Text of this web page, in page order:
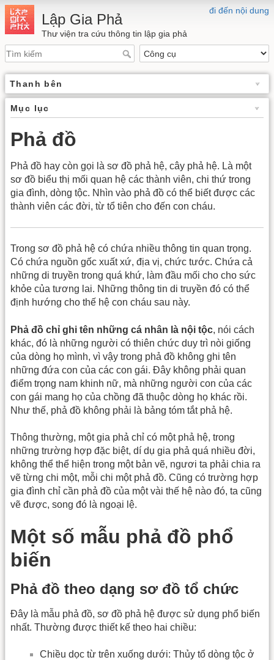
đi đến nội dung
Lập Gia Phả
Thư viện tra cứu thông tin lập gia phả
Thanh bên
Mục lục
Phả đồ
Phả đồ hay còn gọi là sơ đồ phả hệ, cây phả hệ. Là một
sơ đồ biểu thị mối quan hệ các thành viên, chi thứ trong
gia đình, dòng tộc. Nhìn vào phả đồ có thể biết được các
thành viên các đời, từ tổ tiên cho đến con cháu.
Trong sơ đồ phả hệ có chứa nhiều thông tin quan trọng.
Có chứa nguồn gốc xuất xứ, địa vị, chức tước. Chứa cả
những di truyền trong quá khứ, làm đầu mối cho cho sức
khỏe của tương lai. Những thông tin di truyền đó có thể
định hướng cho thế hệ con cháu sau này.
Phả đồ chỉ ghi tên những cá nhân là nội tộc, nói cách
khác, đó là những người có thiên chức duy trì nòi giống
của dòng họ mình, vì vậy trong phả đồ không ghi tên
những đứa con của các con gái. Đây không phải quan
điểm trọng nam khinh nữ, mà những người con của các
con gái mang họ của chồng đã thuộc dòng họ khác rồi.
Như thế, phả đồ không phải là bảng tóm tắt phả hệ.
Thông thường, một gia phả chỉ có một phả hệ, trong
những trường hợp đặc biệt, dí dụ gia phả quá nhiều đời,
không thể thể hiện trong một bản vẽ, ngươi ta phải chia ra
vẽ từng chi một, mỗi chi một phả đồ. Cũng có trường hợp
gia đình chỉ cần phả đồ của một vài thế hệ nào đó, ta cũng
vẽ được, song đó là ngoại lệ.
Một số mẫu phả đồ phổ
biến
Phả đồ theo dạng sơ đồ tổ chức
Đây là mẫu phả đồ, sơ đồ phả hệ được sử dụng phổ biến
nhất. Thường được thiết kế theo hai chiều:
Chiều dọc từ trên xuống dưới: Thủy tổ dòng tộc ở